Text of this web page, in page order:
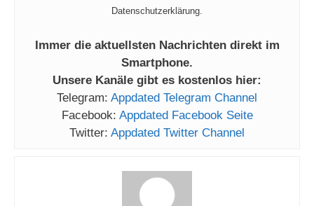
Datenschutzerklärung.
Immer die aktuellsten Nachrichten direkt im
Smartphone.
Unsere Kanäle gibt es kostenlos hier:
Telegram: Appdated Telegram Channel
Facebook: Appdated Facebook Seite
Twitter: Appdated Twitter Channel